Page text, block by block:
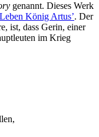
genannt. Dieses Werk
König Artus’. Der
ist, dass Gerin, einer
im Krieg